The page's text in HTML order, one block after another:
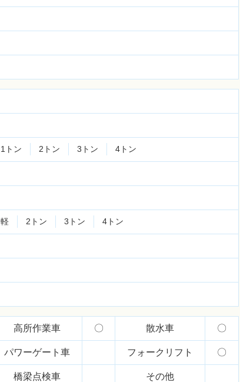
1トン 2トン 3トン 4トン
軽 2トン 3トン 4トン
高所作業車 〇 散水車 〇
パワーゲート車 フォークリフト 〇
橋梁点検車 その他